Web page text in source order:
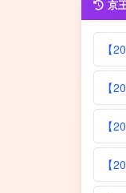
京
【
【
【
【